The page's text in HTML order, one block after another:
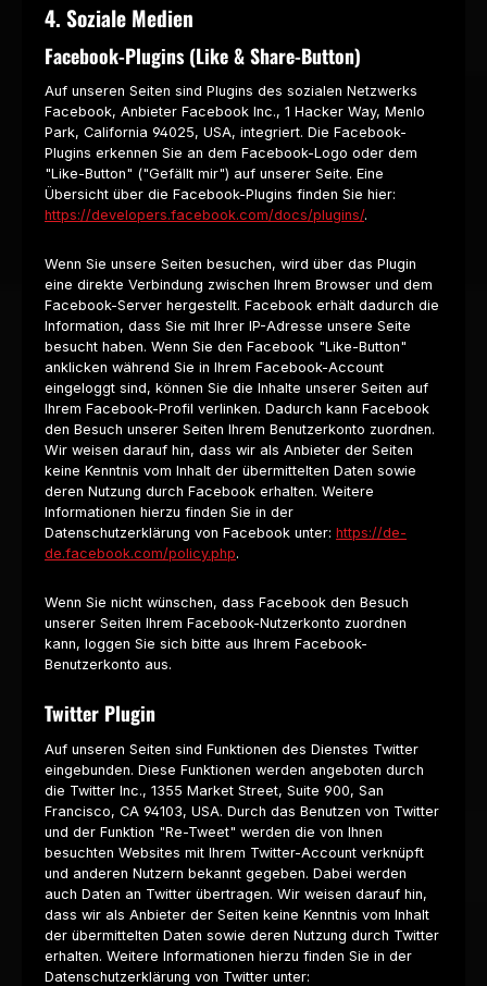
4. Soziale Medien
Facebook-Plugins (Like & Share-Button)
Auf unseren Seiten sind Plugins des sozialen Netzwerks
Facebook, Anbieter Facebook Inc., 1 Hacker Way, Menlo
Park, California 94025, USA, integriert. Die Facebook-
Plugins erkennen Sie an dem Facebook-Logo oder dem
"Like-Button" ("Gefällt mir") auf unserer Seite. Eine
Übersicht über die Facebook-Plugins finden Sie hier:
https://developers.facebook.com/docs/plugins/.
Wenn Sie unsere Seiten besuchen, wird über das Plugin
eine direkte Verbindung zwischen Ihrem Browser und dem
Facebook-Server hergestellt. Facebook erhält dadurch die
Information, dass Sie mit Ihrer IP-Adresse unsere Seite
besucht haben. Wenn Sie den Facebook "Like-Button"
anklicken während Sie in Ihrem Facebook-Account
eingeloggt sind, können Sie die Inhalte unserer Seiten auf
Ihrem Facebook-Profil verlinken. Dadurch kann Facebook
den Besuch unserer Seiten Ihrem Benutzerkonto zuordnen.
Wir weisen darauf hin, dass wir als Anbieter der Seiten
keine Kenntnis vom Inhalt der übermittelten Daten sowie
deren Nutzung durch Facebook erhalten. Weitere
Informationen hierzu finden Sie in der
Datenschutzerklärung von Facebook unter: https://de-
de.facebook.com/policy.php.
Wenn Sie nicht wünschen, dass Facebook den Besuch
unserer Seiten Ihrem Facebook-Nutzerkonto zuordnen
kann, loggen Sie sich bitte aus Ihrem Facebook-
Benutzerkonto aus.
Twitter Plugin
Auf unseren Seiten sind Funktionen des Dienstes Twitter
eingebunden. Diese Funktionen werden angeboten durch
die Twitter Inc., 1355 Market Street, Suite 900, San
Francisco, CA 94103, USA. Durch das Benutzen von Twitter
und der Funktion "Re-Tweet" werden die von Ihnen
besuchten Websites mit Ihrem Twitter-Account verknüpft
und anderen Nutzern bekannt gegeben. Dabei werden
auch Daten an Twitter übertragen. Wir weisen darauf hin,
dass wir als Anbieter der Seiten keine Kenntnis vom Inhalt
der übermittelten Daten sowie deren Nutzung durch Twitter
erhalten. Weitere Informationen hierzu finden Sie in der
Datenschutzerklärung von Twitter unter: